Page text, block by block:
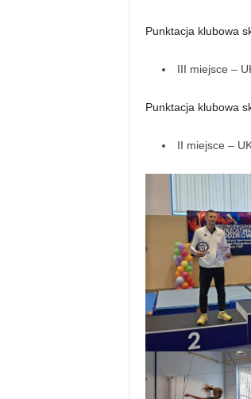
Punktacja klubowa
III miejsce –
Punktacja klubowa
II miejsce –